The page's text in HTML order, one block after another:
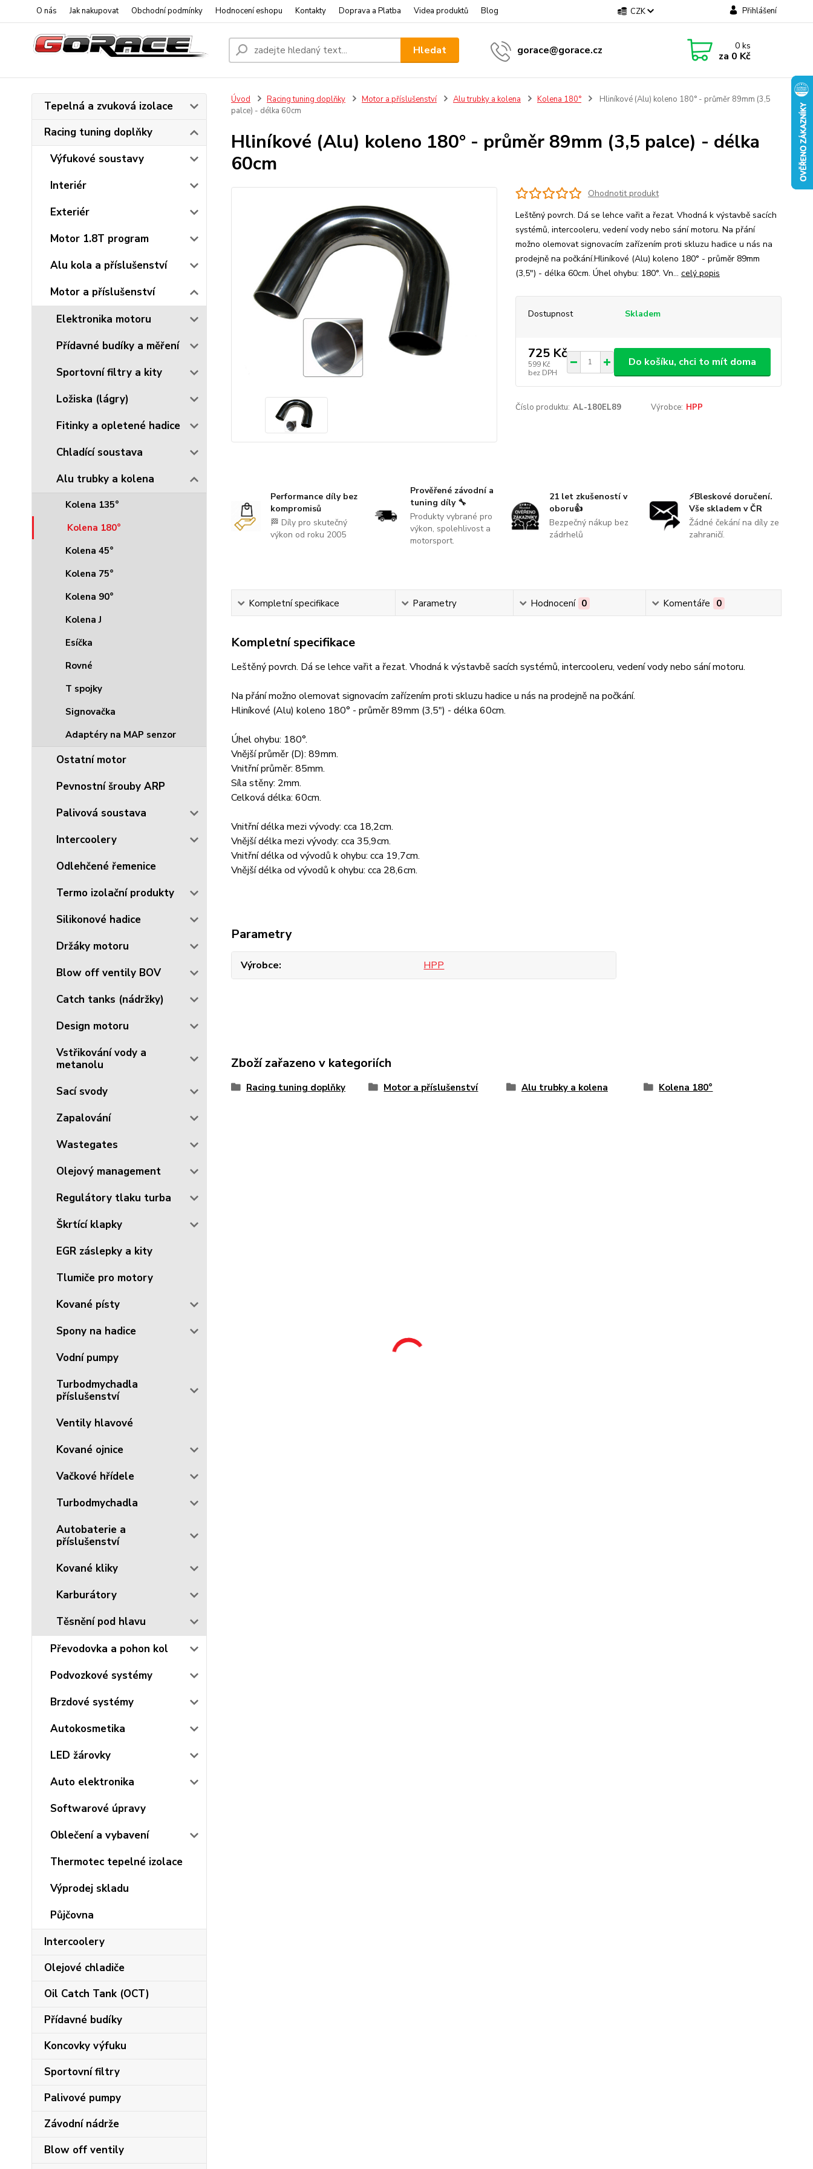
O nás Jak nakupovat Obchodní podmínky Hodnocení eshopu Kontakty Doprava a Platba Videa produktů Blog CZK Přihlášení
Hledat gorace@gorace.cz 0ks
za 0 Kč
Tepelná a zvuková izolace
Racing tuning doplňky
Výfukové soustavy
Interiér
Exteriér
Motor 1.8T program
Alu kola a příslušenství
Motor a příslušenství
Elektronika motoru
Přídavné budíky a měření
Sportovní filtry a kity
Ložiska (lágry)
Fitinky a opletené hadice
Chladící soustava
Alu trubky a kolena
Kolena 135°
Kolena 180°
Kolena 45°
Kolena 75°
Kolena 90°
Kolena J
Esíčka
Rovné
T spojky
Signovačka
Adaptéry na MAP senzor
Ostatní motor
Pevnostní šrouby ARP
Palivová soustava
Intercoolery
Odlehčené řemenice
Termo izolační produkty
Silikonové hadice
Držáky motoru
Blow off ventily BOV
Catch tanks (nádržky)
Design motoru
Vstřikování vody a
metanolu
Sací svody
Zapalování
Wastegates
Olejový management
Regulátory tlaku turba
Škrtící klapky
EGR záslepky a kity
Tlumiče pro motory
Kované písty
Spony na hadice
Vodní pumpy
Turbodmychadla
příslušenství
Ventily hlavové
Kované ojnice
Vačkové hřídele
Turbodmychadla
Autobaterie a
příslušenství
Kované kliky
Karburátory
Těsnění pod hlavu
Převodovka a pohon kol
Podvozkové systémy
Brzdové systémy
Autokosmetika
LED žárovky
Auto elektronika
Softwarové úpravy
Oblečení a vybavení
Thermotec tepelné izolace
Výprodej skladu
Půjčovna
Intercoolery
Olejové chladiče
Oil Catch Tank (OCT)
Přídavné budíky
Koncovky výfuku
Sportovní filtry
Palivové pumpy
Závodní nádrže
Blow off ventily
Úvod Racing tuning doplňky Motor a příslušenství Alu trubky a kolena Kolena 180°
Hliníkové (Alu) koleno 180° - průměr 89mm (3,5
palce) - délka 60cm
Hliníkové (Alu) koleno 180° - průměr 89mm (3,5 palce) - délka
60cm
Ohodnotit produkt
Leštěný povrch. Dá se lehce vařit a řezat. Vhodná k výstavbě sacích
systémů, intercooleru, vedení vody nebo sání motoru. Na přání
možno olemovat signovacím zařízením proti skluzu hadice u nás na
prodejně na počkání.Hliníkové (Alu) koleno 180° - průměr 89mm
(3,5") - délka 60cm. Úhel ohybu: 180°. Vn... celý popis
Dostupnost Skladem
725 Kč
599 Kč
bez DPH
Do košíku, chci to mít doma
Číslo produktu: AL-180EL89 Výrobce: HPP
Performance díly bez
kompromisů
🏁 Díly pro skutečný
výkon od roku 2005
Prověřené závodní a
tuning díly 🔧
Produkty vybrané pro
výkon, spolehlivost a
motorsport.
21 let zkušeností v
oboru👍
Bezpečný nákup bez
zádrhelů
⚡Bleskové doručení.
Vše skladem v ČR
Žádné čekání na díly ze
zahraničí.
Kompletní specifikace Parametry Hodnocení 0 Komentáře 0
Kompletní specifikace
Leštěný povrch. Dá se lehce vařit a řezat. Vhodná k výstavbě sacích systémů, intercooleru, vedení vody nebo sání motoru.
Na přání možno olemovat signovacím zařízením proti skluzu hadice u nás na prodejně na počkání.
Hliníkové (Alu) koleno 180° - průměr 89mm (3,5") - délka 60cm.
Úhel ohybu: 180°.
Vnější průměr (D): 89mm.
Vnitřní průměr: 85mm.
Síla stěny: 2mm.
Celková délka: 60cm.
Vnitřní délka mezi vývody: cca 18,2cm.
Vnější délka mezi vývody: cca 35,9cm.
Vnitřní délka od vývodů k ohybu: cca 19,7cm.
Vnější délka od vývodů k ohybu: cca 28,6cm.
Parametry
Výrobce HPP
Zboží zařazeno v kategoriích
Racing tuning doplňky Motor a příslušenství Alu trubky a kolena Kolena 180°